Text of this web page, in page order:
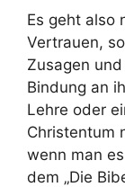
Es geht also
Vertrauen,
Zusagen
Bindung an
Lehre oder
Christentum
wenn man
dem „Die